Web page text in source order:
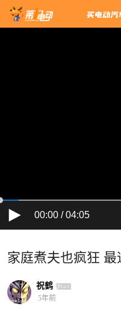
00:00 / 04:05
家庭煮夫也疯狂 最
祝鹤
5年前